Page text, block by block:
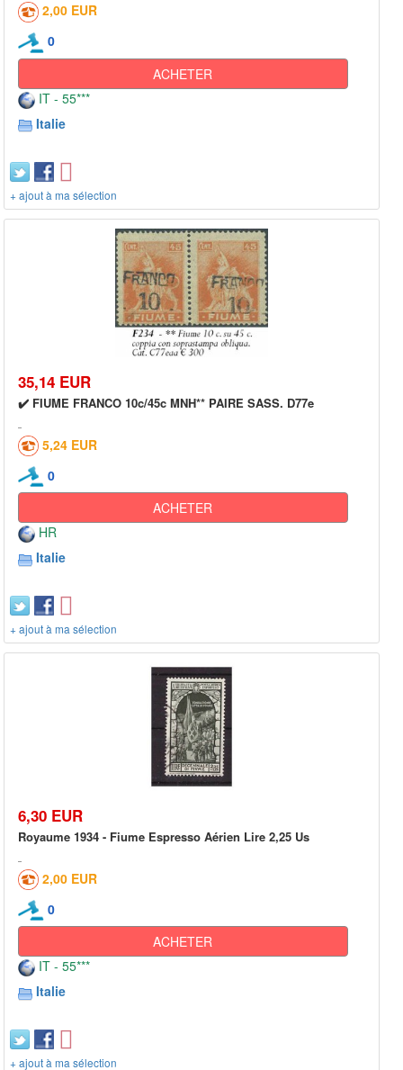
2,00 EUR
0
ACHETER
IT - 55***
Italie
+ ajout à ma sélection
35,14 EUR
✔️ FIUME FRANCO 10c/45c MNH** PAIRE SASS. D77e
5,24 EUR
0
ACHETER
HR
Italie
+ ajout à ma sélection
6,30 EUR
Royaume 1934 - Fiume Espresso Aérien Lire 2,25 Us
2,00 EUR
0
ACHETER
IT - 55***
Italie
+ ajout à ma sélection